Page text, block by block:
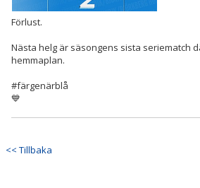
Förlust.
Nästa helg är säsongens sista seriematch
hemmaplan.
#färgenärblå
💙
<< Tillbaka